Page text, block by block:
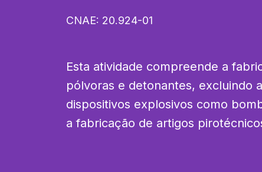
CNAE: 20.924-01
Esta atividade compreende a
pólvoras e detonantes, excluindo
dispositivos explosivos como
a fabricação de artigos